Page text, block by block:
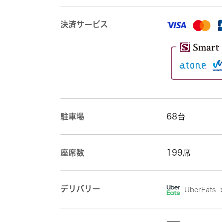
決済サービス
駐車場 68台
座席数 199席
デリバリー UberEats